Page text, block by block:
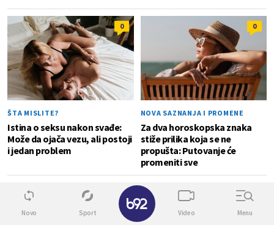
0
ŠTA MISLITE?
Istina o seksu nakon svađe:
Može da ojača vezu, ali postoji
i jedan problem
0
NOVA SAZNANJA I PROMENE
Za dva horoskopska znaka
stiže prilika koja se ne
propušta: Putovanje će
promeniti sve
NEKI ĆE VAS IZNENADITI
Devet neobičnih simptoma trudnoće za koje
niste možda znali
Novo Sport Video Menu
✕